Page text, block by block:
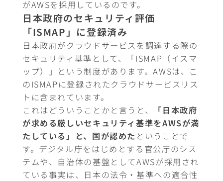
がAWSを採用しているのです。
日本政府のセキュリティ評価
「ISMAP」に登録済み
日本政府がクラウドサービスを調達する際の
セキュリティ基準として、「ISMAP（イスマ
ップ）」という制度があります。AWSは、こ
のISMAPに登録されたクラウドサービスリス
トに含まれています。
これはどういうことかと言うと、
「日本政府
が求める厳しいセキュリティ基準をAWSが満
たしている」と、国が認めた ということで
す。デジタル庁をはじめとする官公庁のシス
テムや、自治体の基盤としてAWSが採用され
ている事実は、日本の法令・基準への適合性